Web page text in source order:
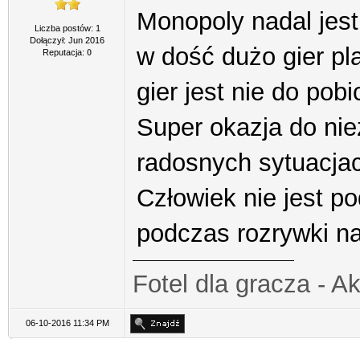
Liczba postów: 1
Dołączył: Jun 2016
Reputacja: 0
Monopoly nadal
w dość dużo gier
gier jest nie do
Super okazja do
radosnych
Człowiek nie jest
podczas rozrywki
Fotel dla gracza -
06-10-2016 11:34 PM